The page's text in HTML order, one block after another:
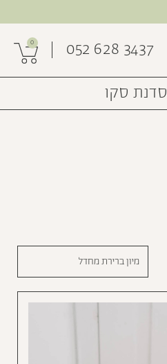
052 628 3437
0
סדנת סקו